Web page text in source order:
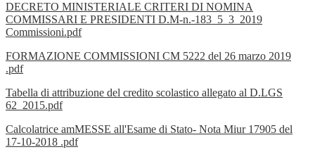
DECRETO MINISTERIALE CRITERI DI NOMINA
COMMISSARI E PRESIDENTI D.M-n.-183_5_3_2019
Commissioni.pdf
FORMAZIONE COMMISSIONI CM 5222 del 26 marzo 2019
.pdf
Tabella di attribuzione del credito scolastico allegato al D.LGS
62_2015.pdf
Calcolatrice amMESSE all'Esame di Stato- Nota Miur 17905 del
17-10-2018 .pdf